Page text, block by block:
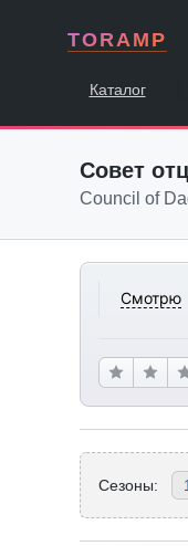
TORAMP
Каталог
Совет
Council of
Смотрю
Сезоны: 1